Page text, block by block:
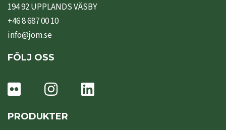
194 92 UPPLANDS VÄSBY
+46 8 687 00 10
info@jom.se
FÖLJ OSS
PRODUKTER